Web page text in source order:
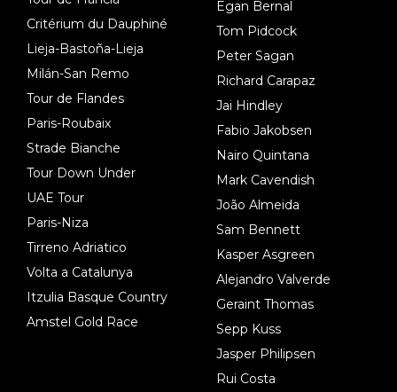
Critérium du Dauphiné
Lieja-Bastoña-Lieja
Milán-San Remo
Tour de Flandes
Paris-Roubaix
Strade Bianche
Tour Down Under
UAE Tour
Paris-Niza
Tirreno Adriatico
Volta a Catalunya
Itzulia Basque Country
Amstel Gold Race
Egan Bernal
Tom Pidcock
Peter Sagan
Richard Carapaz
Jai Hindley
Fabio Jakobsen
Nairo Quintana
Mark Cavendish
João Almeida
Sam Bennett
Kasper Asgreen
Alejandro Valverde
Geraint Thomas
Sepp Kuss
Jasper Philipsen
Rui Costa